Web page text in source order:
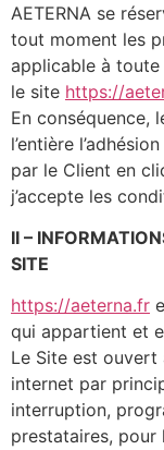
AETERNA se
tout moment les
applicable à
le site https://
En conséquence,
l’entière
par le Client en
j’accepte les
II –
SITE
https://aeterna.fr
qui appartient et
Le Site est ouvert
internet par
interruption,
prestataires, pour